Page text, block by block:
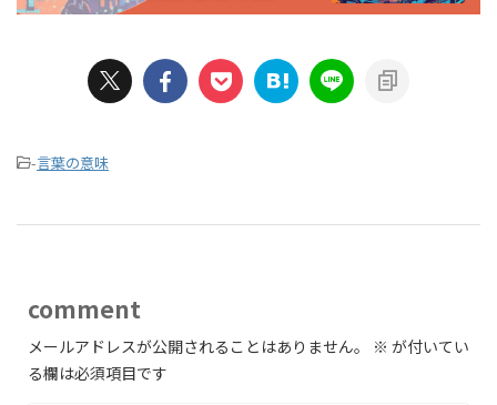
-言葉の意味
comment
メールアドレスが公開されることはありません。 ※ が付いてい
る欄は必須項目です